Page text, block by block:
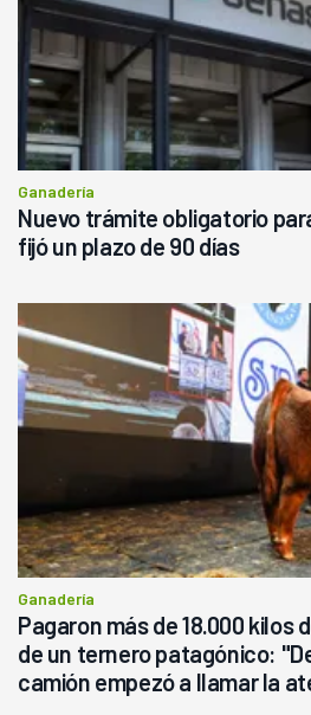
Ganadería
Nuevo trámite obligatorio
fijó un plazo de 90 días
Ganadería
Pagaron más de 18.000 kilos
de un ternero patagónico:
camión empezó a llamar la